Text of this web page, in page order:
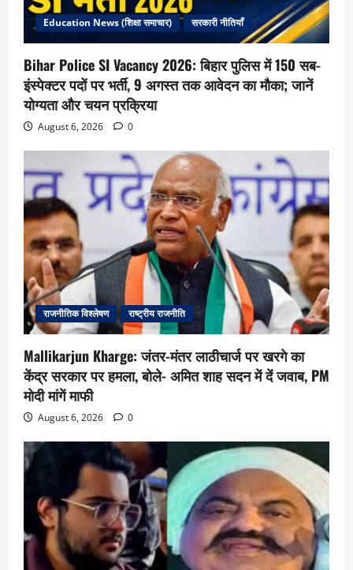
Education News (शिक्षा समाचार) सरकारी नीतियाँ
Bihar Police SI Vacancy 2026: बिहार पुलिस में 150 सब-
इंस्पेक्टर पदों पर भर्ती, 9 अगस्त तक आवेदन का मौका; जानें
योग्यता और चयन प्रक्रिया
August 6, 2026 0
राजनीतिक विश्लेषण राष्ट्रीय राजनीति
Mallikarjun Kharge: जंतर-मंतर लाठीचार्ज पर खरगे का
केंद्र सरकार पर हमला, बोले- अमित शाह सदन में दें जवाब, PM
मोदी मांगें माफी
August 6, 2026 0